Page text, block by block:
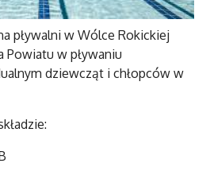
pływalni w Wólce Rokickiej
Powiatu w pływaniu
dziewcząt i chłopców w